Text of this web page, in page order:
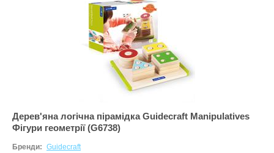
Дерев'яна логічна пірамідка Guidecraft Manipulatives
Фігури геометрії (G6738)
Бренди: Guidecraft